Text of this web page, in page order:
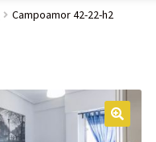
Campoamor 42-22-h2
🔍